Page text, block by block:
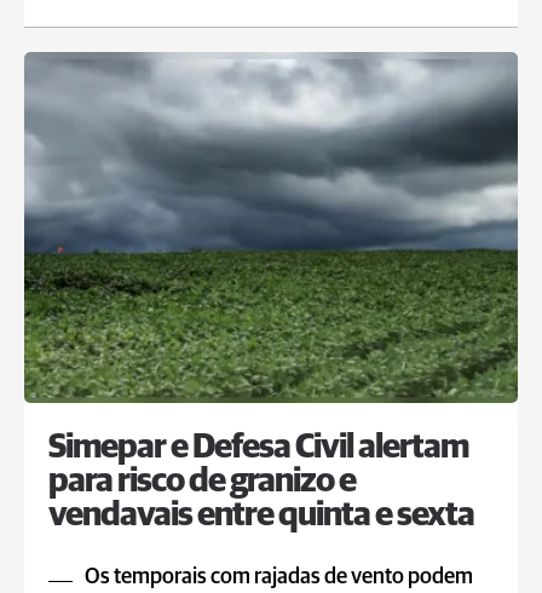
Simepar e Defesa Civil alertam
para risco de granizo e
vendavais entre quinta e sexta
Os temporais com rajadas de vento podem